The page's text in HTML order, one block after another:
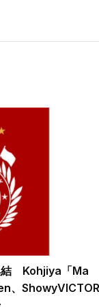
結 Kohjiya「Ma
、ShowyVICTOR